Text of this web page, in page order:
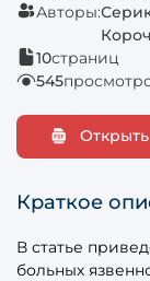
Авторы:
10страниц
545
Открыть
Краткое
В статье
больных